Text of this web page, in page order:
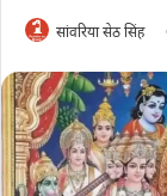
सांवरिया सेठ सिंह